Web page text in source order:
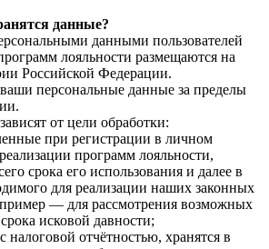
данные?
данными пользователей
лояльности размещаются на
Российской Федерации.
персональные данные за пределы
от цели обработки:
при регистрации в личном
программ лояльности,
срока его использования и далее в
для реализации наших законных
— для рассмотрения возможных
исковой давности;
налоговой отчётностью, хранятся в